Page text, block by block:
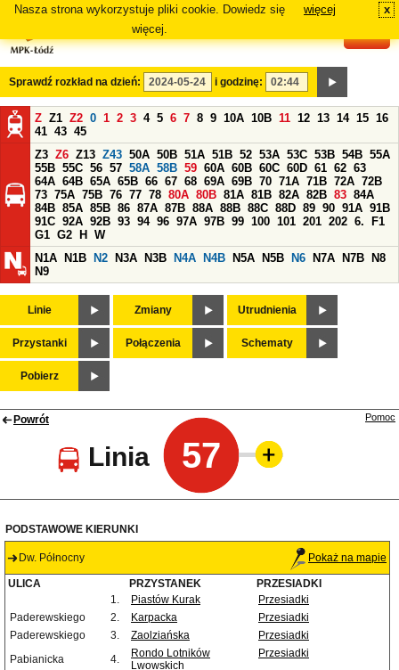
Nasza strona wykorzystuje pliki cookie. Dowiedz się
więcej.
więcej x
Sprawdź rozkład na dzień: i godzinę:
Z Z1 Z2 0 1 2 3 4 5 6 7 8 9 10A 10B 11 12 13 14 15 16
41 43 45
Z3 Z6 Z13 Z43 50A 50B 51A 51B 52 53A 53C 53B 54B 55A
55B 55C 56 57 58A 58B 59 60A 60B 60C 60D 61 62 63
64A 64B 65A 65B 66 67 68 69A 69B 70 71A 71B 72A 72B
73 75A 75B 76 77 78 80A 80B 81A 81B 82A 82B 83 84A
84B 85A 85B 86 87A 87B 88A 88B 88C 88D 89 90 91A 91B
91C 92A 92B 93 94 96 97A 97B 99 100 101 201 202 6.
F1
G1 G2 H
W
N1A
N1B N2 N3A N3B N4A N4B N5A N5B N6 N7A N7B
N8
N9
Linie Zmiany Utrudnienia
Przystanki Połączenia Schematy
Pobierz
Powrót
Linia 57
Pomoc
PODSTAWOWE KIERUNKI
Dw. Północny Pokaż na mapie
ULICA PRZYSTANEK
PRZESIADKI
1.
Piastów Kurak
Przesiadki
Paderewskiego
2. Karpacka
Przesiadki
Paderewskiego
3. Zaolziańska
Przesiadki
Pabianicka
4.
Rondo Lotników
Lwowskich
Przesiadki